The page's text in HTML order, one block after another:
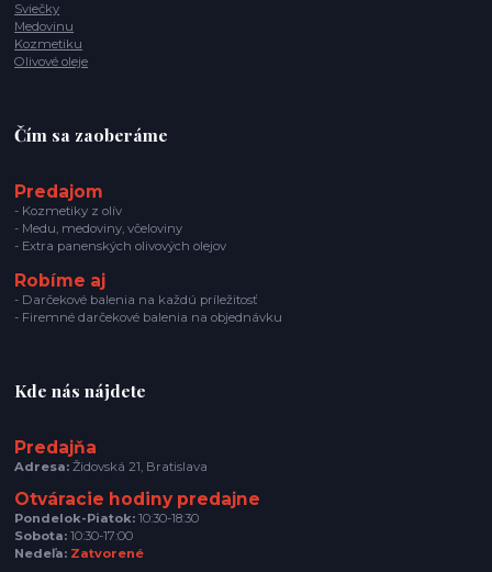
Sviečky
Medovinu
Kozmetiku
Olivové oleje
Čím sa zaoberáme
Predajom
- Kozmetiky z olív
- Medu, medoviny, včeloviny
- Extra panenských olivových olejov
Robíme aj
- Darčekové balenia na každú príležitosť
- Firemné darčekové balenia na objednávku
Kde nás nájdete
Predajňa
Adresa: Židovská 21, Bratislava
Otváracie hodiny predajne
Pondelok-Piatok: 10:30-18:30
Sobota: 10:30-17:00
Nedeľa: Zatvorené